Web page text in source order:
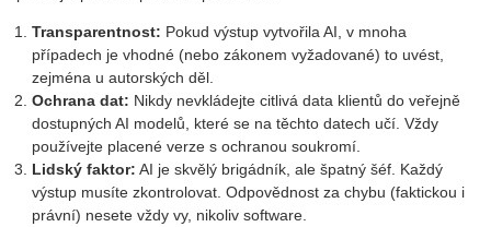
Transparentnost: Pokud výstup vytvořila AI, v mnoha
případech je vhodné (nebo zákonem vyžadované) to uvést,
zejména u autorských děl.
Ochrana dat: Nikdy nevkládejte citlivá data klientů do veřejně
dostupných AI modelů, které se na těchto datech učí. Vždy
používejte placené verze s ochranou soukromí.
Lidský faktor: AI je skvělý brigádník, ale špatný šéf. Každý
výstup musíte zkontrolovat. Odpovědnost za chybu (faktickou i
právní) nesete vždy vy, nikoliv software.